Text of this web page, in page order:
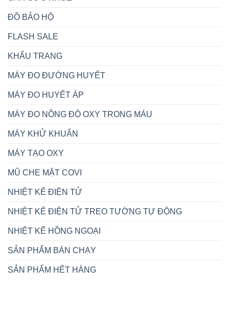
ĐỒ BẢO HỘ
FLASH SALE
KHẨU TRANG
MÁY ĐO ĐƯỜNG HUYẾT
MÁY ĐO HUYẾT ÁP
MÁY ĐO NỒNG ĐỘ OXY TRONG MÁU
MÁY KHỬ KHUẨN
MÁY TẠO OXY
MŨ CHE MẶT COVI
NHIỆT KẾ ĐIỆN TỬ
NHIỆT KẾ ĐIỆN TỬ TREO TƯỜNG TỰ ĐỘNG
NHIỆT KẾ HỒNG NGOẠI
SẢN PHẨM BÁN CHẠY
SẢN PHẨM HẾT HÀNG